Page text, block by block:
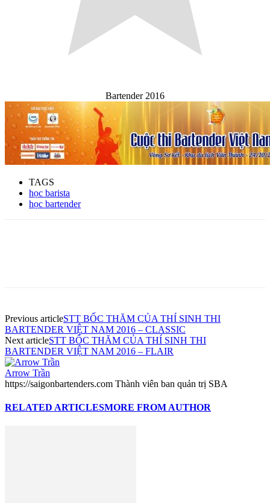
Bartender 2016
TAGS
học barista
học bartender
Previous articleSTT BỐC THĂM CỦA THÍ SINH THI
BARTENDER VIỆT NAM 2016 – CLASSIC
Next articleSTT BỐC THĂM CỦA THÍ SINH THI
BARTENDER VIỆT NAM 2016 – FLAIR
Arrow Trần
https://saigonbartenders.com Thành viên ban quản trị SBA
RELATED ARTICLESMORE FROM AUTHOR